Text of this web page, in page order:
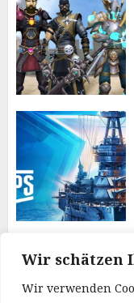
Wir schätzen
Wir verwenden